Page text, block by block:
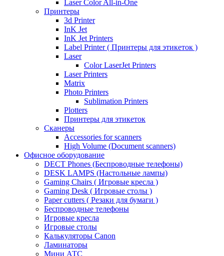
Laser Color All-in-One
Принтеры
3d Printer
InK Jet
InK Jet Printers
Label Printer ( Принтеры для этикеток )
Laser
Color LaserJet Printers
Laser Printers
Matrix
Photo Printers
Sublimation Printers
Plotters
Принтеры для этикеток
Сканеры
Accessories for scanners
High Volume (Document scanners)
Офисное оборудование
DECT Phones (Беспроводные телефоны)
DESK LAMPS (Настольные лампы)
Gaming Chairs ( Игровые кресла )
Gaming Desk ( Игровые столы )
Paper cutters ( Резаки для бумаги )
Беспроводные телефоны
Игровые кресла
Игровые столы
Калькуляторы Canon
Ламинаторы
Мини АТС